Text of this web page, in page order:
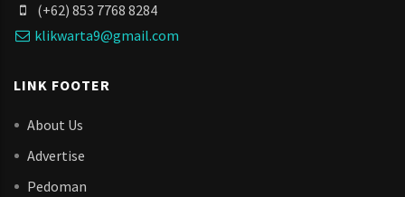
(+62) 853 7768 8284
klikwarta9@gmail.com
LINK FOOTER
About Us
Advertise
Pedoman